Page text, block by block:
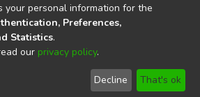
copyright © 2002-2026
End User
Agreement
Send
Feedback
your personal information for the
Preferences,
Statistics.
our privacy policy.
Decline That's ok